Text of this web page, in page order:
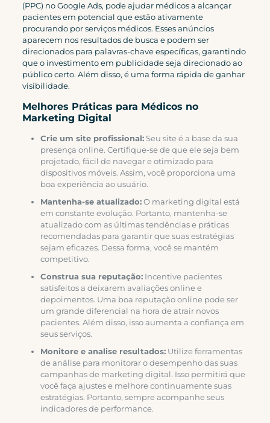
(PPC) no Google Ads, pode ajudar médicos a alcançar
pacientes em potencial que estão ativamente
procurando por serviços médicos. Esses anúncios
aparecem nos resultados de busca e podem ser
direcionados para palavras-chave específicas, garantindo
que o investimento em publicidade seja direcionado ao
público certo. Além disso, é uma forma rápida de ganhar
visibilidade.
Melhores Práticas para Médicos no
Marketing Digital
Crie um site profissional:Seu site é a base da sua
presença online. Certifique-se de que ele seja bem
projetado, fácil de navegar e otimizado para
dispositivos móveis. Assim, você proporciona uma
boa experiência ao usuário.
Mantenha-se atualizado:O marketing digital está
em constante evolução. Portanto, mantenha-se
atualizado com as últimas tendências e práticas
recomendadas para garantir que suas estratégias
sejam eficazes. Dessa forma, você se mantém
competitivo.
Construa sua reputação:Incentive pacientes
satisfeitos a deixarem avaliações online e
depoimentos. Uma boa reputação online pode ser
um grande diferencial na hora de atrair novos
pacientes. Além disso, isso aumenta a confiança em
seus serviços.
Monitore e analise resultados:Utilize ferramentas
de análise para monitorar o desempenho das suas
campanhas de marketing digital. Isso permitirá que
você faça ajustes e melhore continuamente suas
estratégias. Portanto, sempre acompanhe seus
indicadores de performance.